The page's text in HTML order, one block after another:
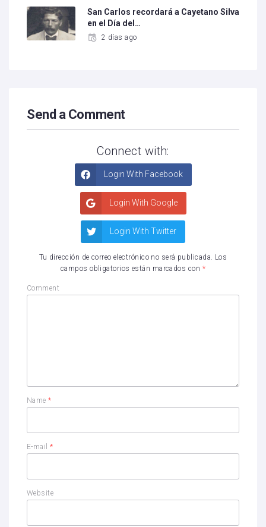
San Carlos recordará a Cayetano Silva
en el Día del…
2 días ago
Send a Comment
Connect with:
Login With Facebook
Login With Google
Login With Twitter
Tu dirección de correo electrónico no será publicada.
Los
campos obligatorios están marcados con *
Comment
Name*
E-mail*
Website